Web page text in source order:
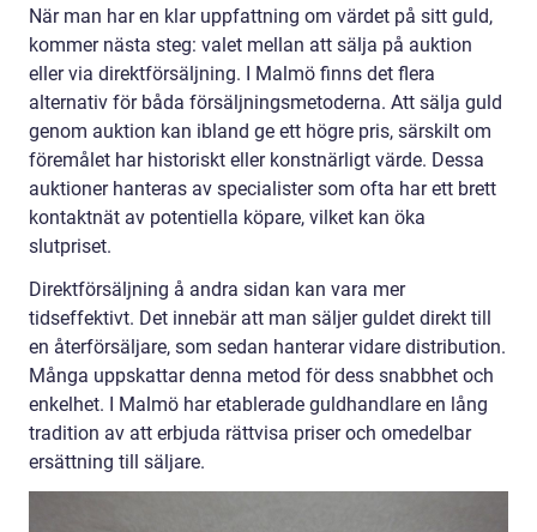
När man har en klar uppfattning om värdet på sitt guld,
kommer nästa steg: valet mellan att sälja på auktion
eller via direktförsäljning. I Malmö finns det flera
alternativ för båda försäljningsmetoderna. Att sälja guld
genom auktion kan ibland ge ett högre pris, särskilt om
föremålet har historiskt eller konstnärligt värde. Dessa
auktioner hanteras av specialister som ofta har ett brett
kontaktnät av potentiella köpare, vilket kan öka
slutpriset.
Direktförsäljning å andra sidan kan vara mer
tidseffektivt. Det innebär att man säljer guldet direkt till
en återförsäljare, som sedan hanterar vidare distribution.
Många uppskattar denna metod för dess snabbhet och
enkelhet. I Malmö har etablerade guldhandlare en lång
tradition av att erbjuda rättvisa priser och omedelbar
ersättning till säljare.